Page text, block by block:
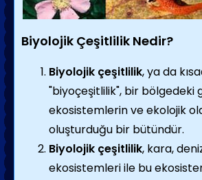
Biyolojik Çeşitlilik Nedir?
Biyolojik çeşitlilik, ya da
"biyoçeşitlilik", bir bölgedeki
ekosistemlerin ve ekolojik
oluşturduğu bir bütündür.
Biyolojik çeşitlilik, kara,
ekosistemleri ile bu